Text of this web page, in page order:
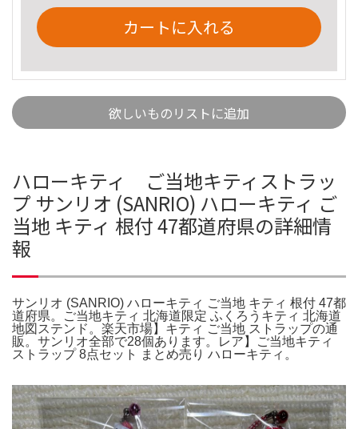
カートに入れる
欲しいものリストに追加
ハローキティ ご当地キティストラッ
プ サンリオ (SANRIO) ハローキティ ご
当地 キティ 根付 47都道府県の詳細情
報
サンリオ (SANRIO) ハローキティ ご当地 キティ 根付 47都
道府県。ご当地キティ 北海道限定 ふくろうキティ 北海道
地図ステンド。楽天市場】キティ ご当地 ストラップの通
販。サンリオ全部で28個あります。レア】ご当地キティ
ストラップ 8点セット まとめ売り ハローキティ。